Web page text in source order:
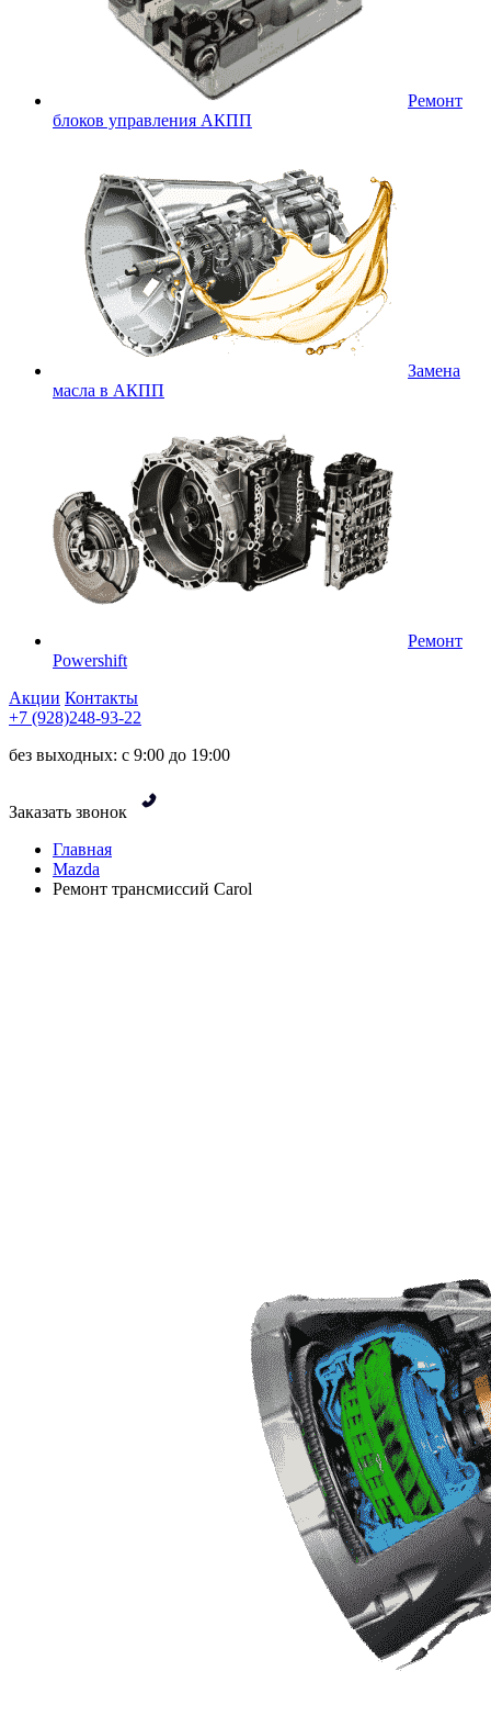
Ремонт
блоков управления АКПП
Замена
масла в АКПП
Ремонт
Powershift
Акции Контакты
+7 (928)248-93-22
без выходных: с 9:00 до 19:00
Заказать звонок
Главная
Mazda
Ремонт трансмиссий Carol